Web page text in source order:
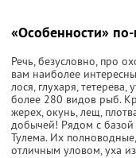
«Особенности» по-
Речь, безусловно, про
вам наиболее
лося, глухаря,
более 280 видов рыб.
жерех, окунь, лещ,
добычей! Рядом с базой
Тулема. Их
отличным уловом, уха